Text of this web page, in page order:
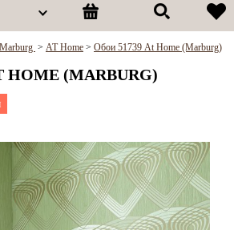
Marburg > AT Home > Обои 51739 At Home (Marburg)
HOME (MARBURG)